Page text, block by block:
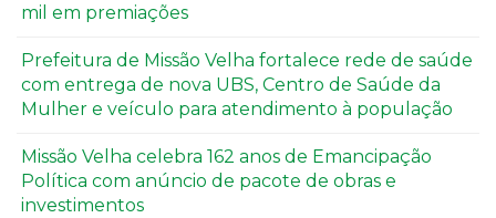
mil em premiações
Prefeitura de Missão Velha fortalece rede de saúde
com entrega de nova UBS, Centro de Saúde da
Mulher e veículo para atendimento à população
Missão Velha celebra 162 anos de Emancipação
Política com anúncio de pacote de obras e
investimentos